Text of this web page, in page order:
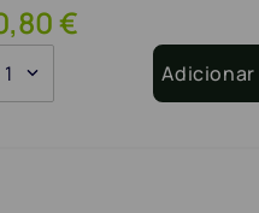
,80€
1 Adicionar